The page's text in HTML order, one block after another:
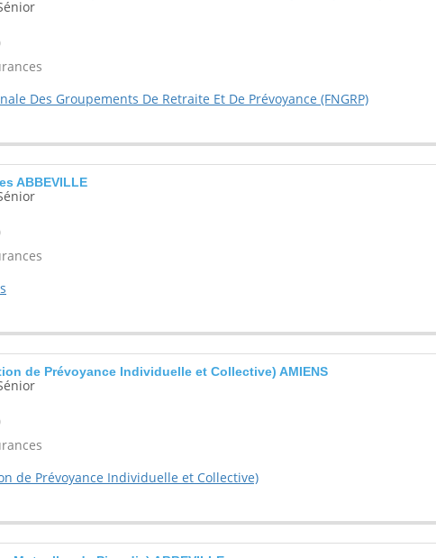
Des Groupements De Retraite Et De Prévoyance (FNGRP)
ABBEVILLE
de Prévoyance Individuelle et Collective) AMIENS
de Prévoyance Individuelle et Collective)